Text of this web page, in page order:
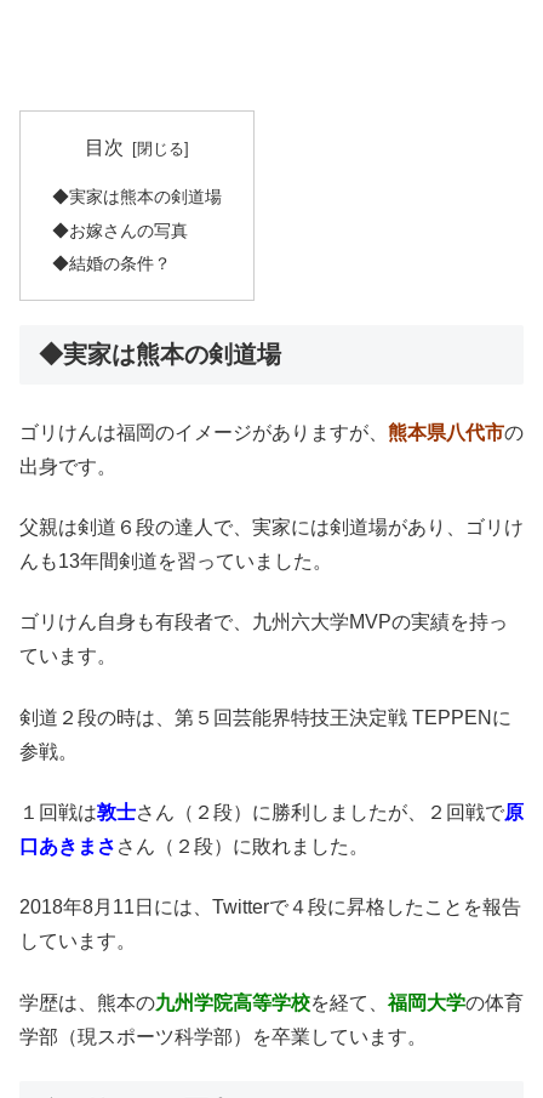
目次
◆実家は熊本の剣道場
◆お嫁さんの写真
◆結婚の条件？
◆実家は熊本の剣道場
ゴリけんは福岡のイメージがありますが、 熊本県八代市の
出身です。
父親は剣道６段の達人で、実家には剣道場があり、ゴリけ
んも13年間剣道を習っていました。
ゴリけん自身も有段者で、九州六大学MVPの実績を持っ
ています。
剣道２段の時は、第５回芸能界特技王決定戦 TEPPENに
参戦。
１回戦は敦士さん（２段）に勝利しましたが、２回戦で原
口あきまさ さん（２段）に敗れました。
2018年8月11日には、Twitterで４段に昇格したことを報告
しています。
学歴は、熊本の九州学院高等学校を経て、福岡大学の体育
学部（現スポーツ科学部）を卒業しています。